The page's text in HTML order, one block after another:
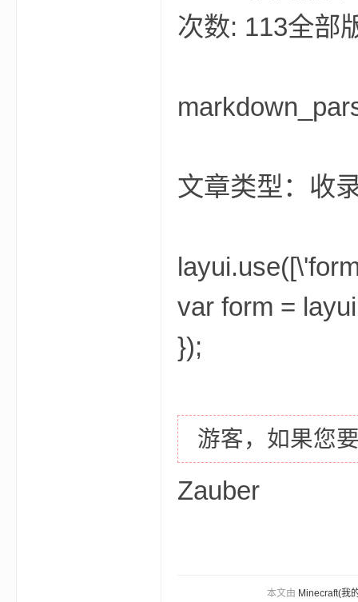
次数: 113全部
文章类型：收
var form =
});
游客，如果您
Zauber
本文由 Minecraft(我